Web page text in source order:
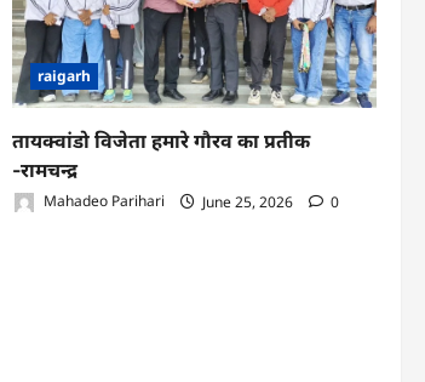
raigarh
तायक्वांडो विजेता हमारे गौरव का प्रतीक
-रामचन्द्र
Mahadeo Parihari June 25, 2026 0